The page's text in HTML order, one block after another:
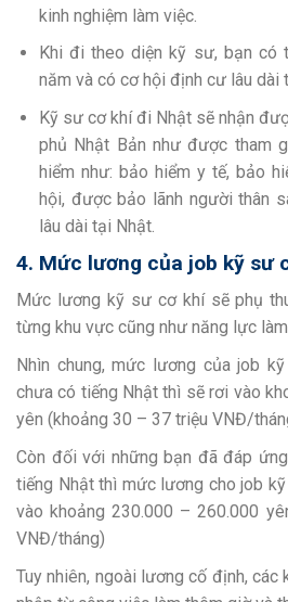
kinh nghiệm làm việc.
Khi đi theo diện kỹ sư, bạn có
năm và có cơ hội định cư lâu dài
Kỹ sư cơ khí đi Nhật sẽ nhận
phủ Nhật Bản như được tham
hiểm như: bảo hiểm y tế, bảo
hội, được bảo lãnh người thân
lâu dài tại Nhật.
4. Mức lương của job kỹ sư
Mức lương kỹ sư cơ khí sẽ phụ
từng khu vực cũng như năng lực
Nhìn chung, mức lương của job
chưa có tiếng Nhật thì sẽ rơi vào
yên (khoảng 30 – 37 triệu VNĐ/
Còn đối với những bạn đã đáp
tiếng Nhật thì mức lương cho job
vào khoảng 230.000 – 260.000
VNĐ/tháng)
Tuy nhiên, ngoài lương cố định, các